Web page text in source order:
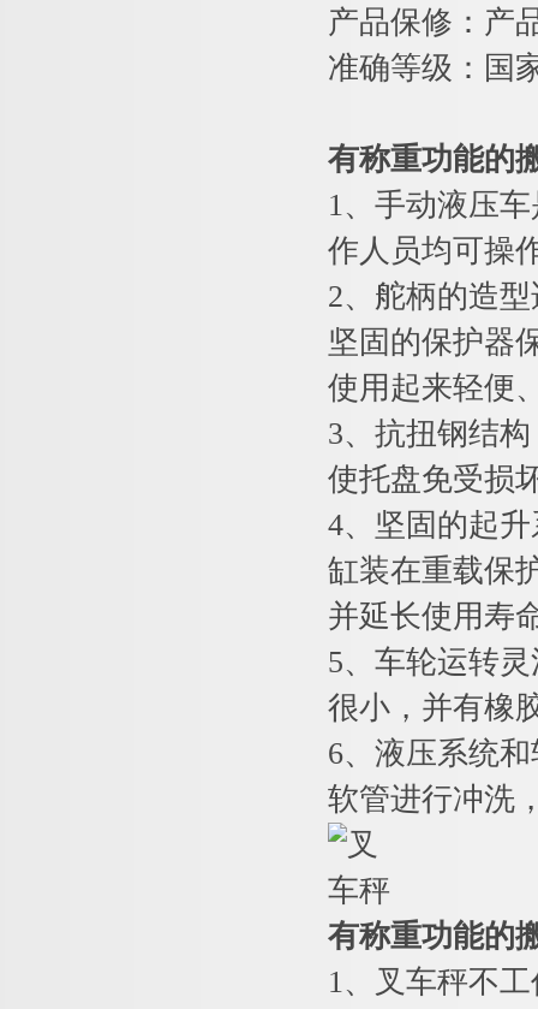
产品保修：产
准确等级：国
有称重功能的
1、手动液压
作人员均可操
2、舵柄的造
坚固的保护器
使用起来轻便
3、抗扭钢结
使托盘免受损
4、坚固的起
缸装在重载保
并延长使用寿
5、车轮运转
很小，并有橡
6、液压系统
软管进行冲洗
有称重功能的
1、叉车秤不